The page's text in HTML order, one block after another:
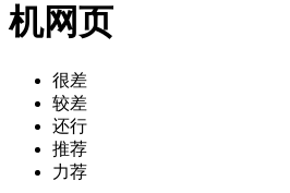
机网页
很差
较差
还行
推荐
力荐